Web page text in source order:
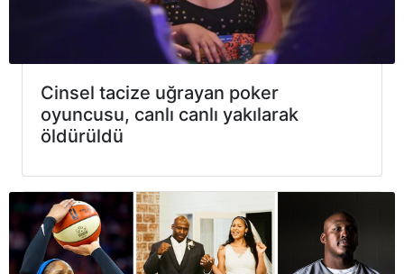
Cinsel tacize uğrayan poker
oyuncusu, canlı canlı yakılarak
öldürüldü